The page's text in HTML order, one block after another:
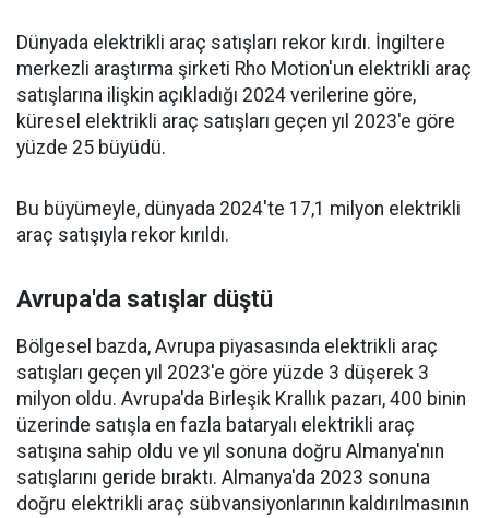
Dünyada elektrikli araç satışları rekor kırdı. İngiltere
merkezli araştırma şirketi Rho Motion'un elektrikli araç
satışlarına ilişkin açıkladığı 2024 verilerine göre,
küresel elektrikli araç satışları geçen yıl 2023'e göre
yüzde 25 büyüdü.
Bu büyümeyle, dünyada 2024'te 17,1 milyon elektrikli
araç satışıyla rekor kırıldı.
Avrupa'da satışlar düştü
Bölgesel bazda, Avrupa piyasasında elektrikli araç
satışları geçen yıl 2023'e göre yüzde 3 düşerek 3
milyon oldu. Avrupa'da Birleşik Krallık pazarı, 400 binin
üzerinde satışla en fazla bataryalı elektrikli araç
satışına sahip oldu ve yıl sonuna doğru Almanya'nın
satışlarını geride bıraktı. Almanya'da 2023 sonuna
doğru elektrikli araç sübvansiyonlarının kaldırılmasının